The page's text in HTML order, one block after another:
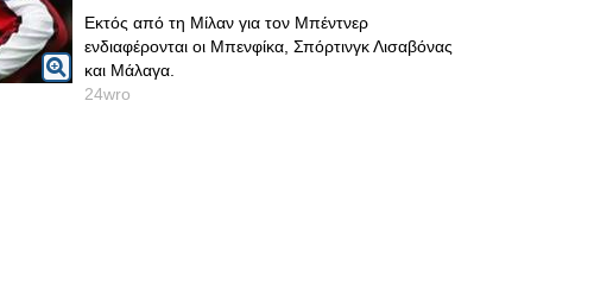
Εκτός από τη Μίλαν για τον Μπέντνερ
ενδιαφέρονται οι Μπενφίκα, Σπόρτινγκ Λισαβόνας
και Μάλαγα.
24wro